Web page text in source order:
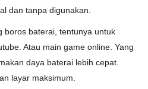
dan tanpa digunakan.
boros baterai, tentunya untuk
Atau main game online. Yang
daya baterai lebih cepat.
layar maksimum.